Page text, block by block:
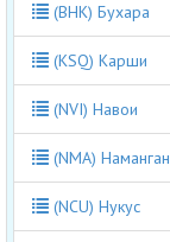
(BHK) Бухара
(KSQ) Карши
(NVI) Навои
(NMA) Наманган
(NCU) Нукус